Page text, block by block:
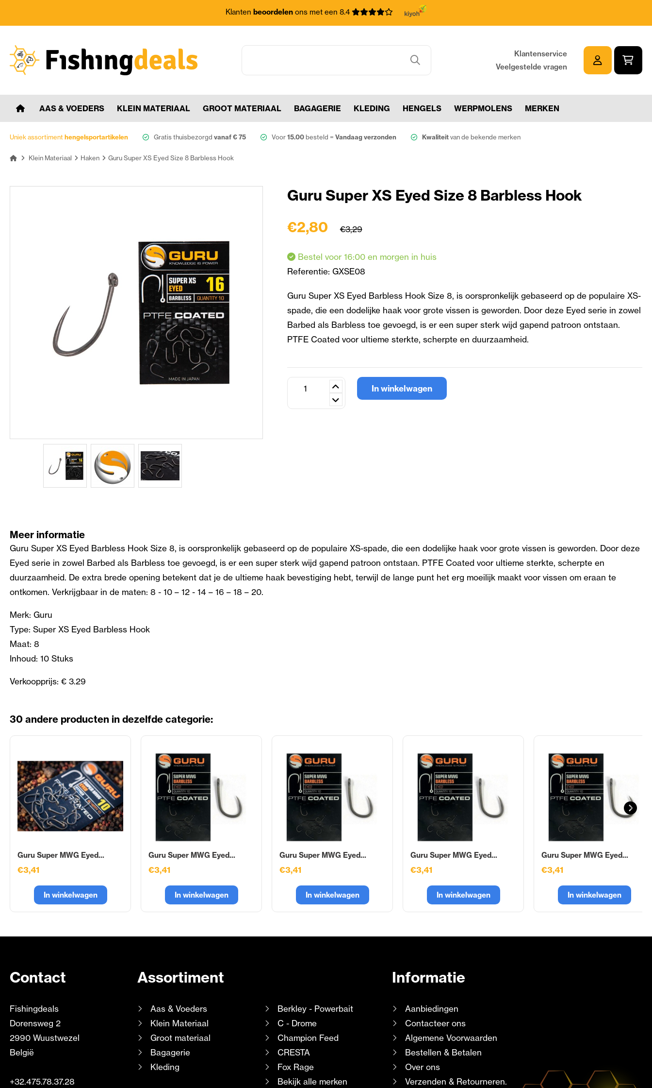
Klanten beoordelen ons met een 8.4
Klantenservice
Veelgestelde vragen
AAS & VOEDERS KLEIN MATERIAAL GROOT MATERIAAL BAGAGERIE KLEDING HENGELS WERPMOLENS MERKEN
Uniek assortimenthengelsportartikelen Gratis thuisbezorgd vanaf € 75 Voor15.00besteld = Vandaag verzonden Kwaliteitvan de bekende merken
Klein Materiaal Haken Guru Super XS Eyed Size 8 Barbless Hook
Guru Super XS Eyed Size 8 Barbless Hook
€2,80 €3,29
Bestel voor 16:00 en morgen in huis
Referentie: GXSE08
Guru Super XS Eyed Barbless Hook Size 8, is oorspronkelijk gebaseerd op de populaire XS-
spade, die een dodelijke haak voor grote vissen is geworden. Door deze Eyed serie in zowel
Barbed als Barbless toe gevoegd, is er een super sterk wijd gapend patroon ontstaan.
PTFE Coated voor ultieme sterkte, scherpte en duurzaamheid.
In winkelwagen
Meer informatie
Guru Super XS Eyed Barbless Hook Size 8, is oorspronkelijk gebaseerd op de populaire XS-spade, die een dodelijke haak voor grote vissen is geworden. Door deze
Eyed serie in zowel Barbed als Barbless toe gevoegd, is er een super sterk wijd gapend patroon ontstaan. PTFE Coated voor ultieme sterkte, scherpte en
duurzaamheid. De extra brede opening betekent dat je de ultieme haak bevestiging hebt, terwijl de lange punt het erg moeilijk maakt voor vissen om eraan te
ontkomen. Verkrijgbaar in de maten: 8 - 10 – 12 - 14 – 16 – 18 – 20.
Merk: Guru
Type: Super XS Eyed Barbless Hook
Maat: 8
Inhoud: 10 Stuks
Verkoopprijs: € 3.29
30 andere producten in dezelfde categorie:
Guru Super MWG Eyed...
€3,41
In winkelwagen
Guru Super MWG Eyed...
€3,41
In winkelwagen
Guru Super MWG Eyed...
€3,41
In winkelwagen
Guru Super MWG Eyed...
€3,41
In winkelwagen
Guru Super MWG Eyed...
€3,41
In winkelwagen
Contact
Fishingdeals
Dorensweg 2
2990 Wuustwezel
België
+32.475.78.37.28
Assortiment
Aas & Voeders
Klein Materiaal
Groot materiaal
Bagagerie
Kleding
Berkley - Powerbait
C - Drome
Champion Feed
CRESTA
Fox Rage
Bekijk alle merken
Informatie
Aanbiedingen
Contacteer ons
Algemene Voorwaarden
Bestellen & Betalen
Over ons
Verzenden & Retourneren.